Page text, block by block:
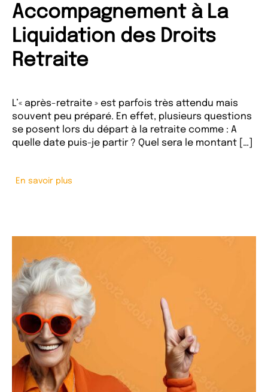
Accompagnement à La
Liquidation des Droits
Retraite
L’« après-retraite » est parfois très attendu mais
souvent peu préparé. En effet, plusieurs questions
se posent lors du départ à la retraite comme : A
quelle date puis-je partir ? Quel sera le montant […]
En savoir plus